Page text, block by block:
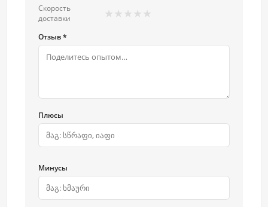
Скорость
доставки
★ ★ ★ ★ ★
Отзыв *
Плюсы
Минусы